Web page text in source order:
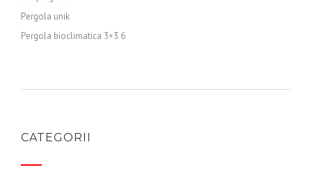
Pergola unik
Pergola bioclimatica 3×3 6
CATEGORII